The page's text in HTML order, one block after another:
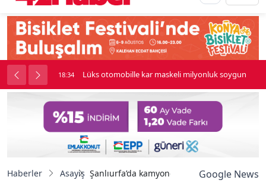
kavga çıktı 18:34 Lüks otomobille kar maskeli milyonluk soygun
Haberler Asayiş Şanlıurfa’da kamyonet uçurumaGoogle News